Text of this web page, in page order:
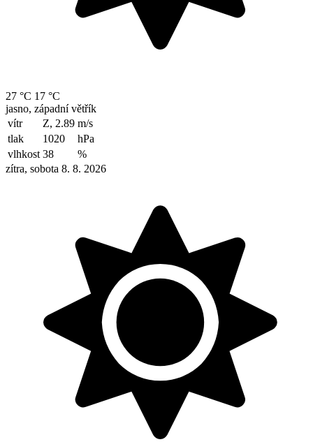
27 °C 17 °C
jasno, západní větřík
vítr
Z, 2.89 m/s
tlak
1020
hPa
vlhkost 38
%
zítra, sobota 8. 8. 2026